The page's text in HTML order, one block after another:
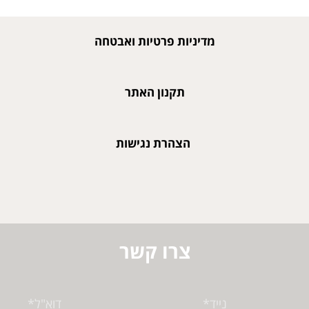
מדיניות פרטיות ואבטחה
תקנון האתר
הצהרת נגישות
צרו קשר
נייד* דוא"ל*